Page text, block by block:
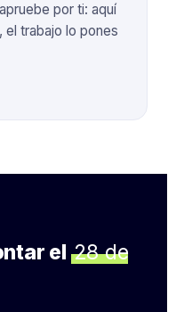
por ti: aquí
trabajo lo pones
el 28 de